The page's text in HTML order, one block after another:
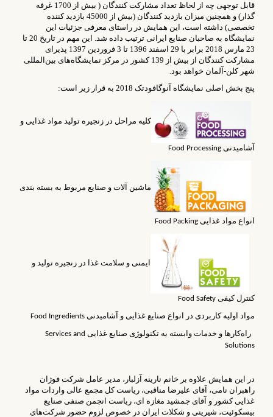
قابل توجهی چه از لحاظ تعداد مشارکت کنندگان ( بیش از 1700 غرفه
گذار) و همچنین میزان بازدید کنندگان (بیش از 45000 بازدید کننده
تخصصی) داشته است، این همایش در راستای معرفی جزئیات این
نمایشگاه به صاحبان صنایع ایرانی ترتیب داده شد. این مهم در تاریخ 20 تا
23 مارس 2018 برابر با 29 اسفند 1396 تا 3 فروردین 1397 پذیرای
مشارکت کنندگان از بیش از 139 کشور در مرکز نمایشگاه‌های بین‌المللی
شهر کلن-آلمان خواهد بود.
پنج بخش اصلی نمایشگاه آنوگافودتک 2018 به قرار زیر است:
کلیه مراحل در زنجیره تولید مواد غذایی و
آشامیدنی Food Processing
ماشین آلات و صنایع مربوط به بسته بندی
انواع مواد غذایی Food Packing
ایمنی و سلامت غذا در زنجیره تولید و
کنترل کیفی Food Safety
مواد اولیه کاربردی در انواع صنایع غذایی و آشامیدنی Food Ingredients
راه‌کارها و خدمات وابسته به تکنولوژی صنایع غذایی Services and
Solutions
در این همایش علاوه بر خانم نارینه آزلبار، مدیر عامل شرکت فوژان
راهبران نامی، آقای علیرضا مناقبی، ریاست کل مجمع عالی واردات مواد
غذایی کشور و آقای جمشید مغازه ای، ریاست انجمن صنفی صنایع
بیسکوئیت، شیرینی و شکلات ایران در خصوص لزوم حضور شرکت‌های